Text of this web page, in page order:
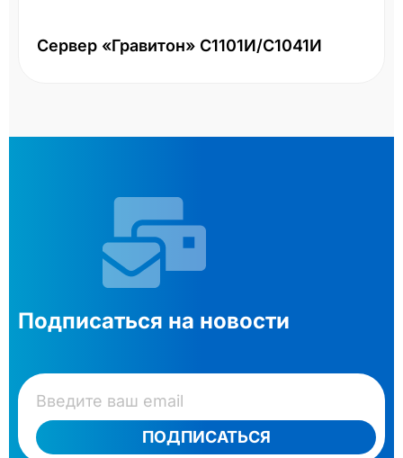
Сервер «Гравитон» С1101И/С1041И
Подписаться на новости
ПОДПИСАТЬСЯ